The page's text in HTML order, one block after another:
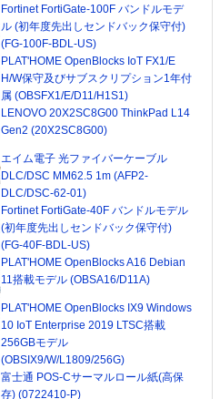
Fortinet FortiGate-100F バンドルモデ
ル (初年度先出しセンドバック保守付)
(FG-100F-BDL-US)
PLAT'HOME OpenBlocks IoT FX1/E
H/W保守及びサブスクリプション1年付
属 (OBSFX1/E/D11/H1S1)
LENOVO 20X2SC8G00 ThinkPad L14
Gen2 (20X2SC8G00)
エイム電子 光ファイバーケーブル
DLC/DSC MM62.5 1m (AFP2-
DLC/DSC-62-01)
Fortinet FortiGate-40F バンドルモデル
(初年度先出しセンドバック保守付)
(FG-40F-BDL-US)
PLAT'HOME OpenBlocks A16 Debian
11搭載モデル (OBSA16/D11A)
PLAT'HOME OpenBlocks IX9 Windows
10 IoT Enterprise 2019 LTSC搭載
256GBモデル
(OBSIX9/W/L1809/256G)
富士通 POS-Cサーマルロール紙(高保
存) (0722410-P)